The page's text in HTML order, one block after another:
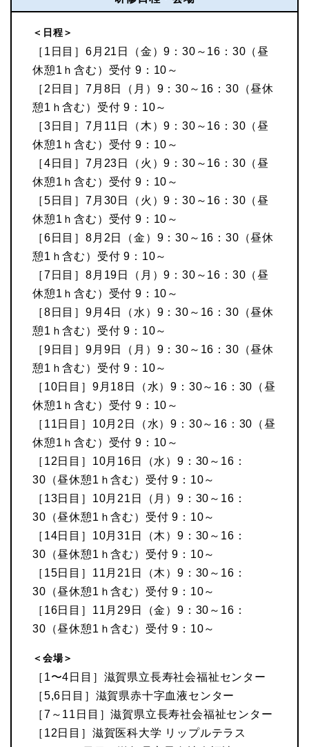
＜日程＞
［1日目］6月21日（金）9：30～16：30（昼
休憩1ｈ含む）受付 9：10～
［2日目］7月8日（月）9：30～16：30（昼休
憩1ｈ含む）受付 9：10～
［3日目］7月11日（木）9：30～16：30（昼
休憩1ｈ含む）受付 9：10～
［4日目］7月23日（火）9：30～16：30（昼
休憩1ｈ含む）受付 9：10～
［5日目］7月30日（火）9：30～16：30（昼
休憩1ｈ含む）受付 9：10～
［6日目］8月2日（金）9：30～16：30（昼休
憩1ｈ含む）受付 9：10～
［7日目］8月19日（月）9：30～16：30（昼
休憩1ｈ含む）受付 9：10～
［8日目］9月4日（水）9：30～16：30（昼休
憩1ｈ含む）受付 9：10～
［9日目］9月9日（月）9：30～16：30（昼休
憩1ｈ含む）受付 9：10～
［10日目］9月18日（水）9：30～16：30（昼
休憩1ｈ含む）受付 9：10～
［11日目］10月2日（水）9：30～16：30（昼
休憩1ｈ含む）受付 9：10～
［12日目］10月16日（水）9：30～16：
30（昼休憩1ｈ含む）受付 9：10～
［13日目］10月21日（月）9：30～16：
30（昼休憩1ｈ含む）受付 9：10～
［14日目］10月31日（木）9：30～16：
30（昼休憩1ｈ含む）受付 9：10～
［15日目］11月21日（木）9：30～16：
30（昼休憩1ｈ含む）受付 9：10～
［16日目］11月29日（金）9：30～16：
30（昼休憩1ｈ含む）受付 9：10～
＜会場＞
［1〜4日目］滋賀県立長寿社会福祉センター
［5,6日目］滋賀県赤十字血液センター
［7～11日目］滋賀県立長寿社会福祉センター
［12日目］滋賀医科大学 リップルテラス